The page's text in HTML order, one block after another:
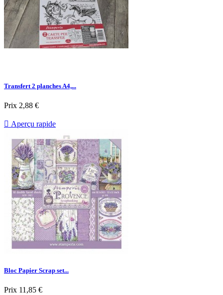
Transfert 2 planches A4,...
Prix 2,88 €
 Aperçu rapide
Bloc Papier Scrap set...
Prix 11,85 €